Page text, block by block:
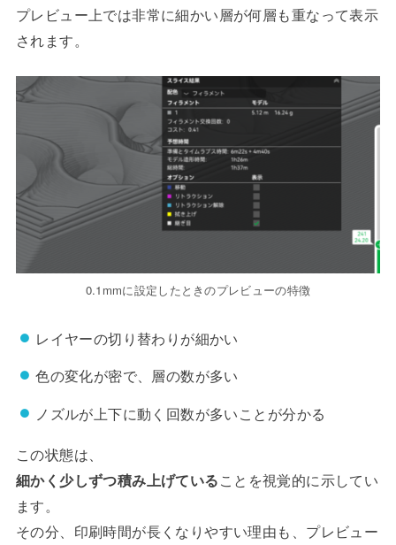
プレビュー上では非常に細かい層が何層も重なって表示
されます。
0.1mmに設定したときのプレビューの特徴
レイヤーの切り替わりが細かい
色の変化が密で、層の数が多い
ノズルが上下に動く回数が多いことが分かる
この状態は、
細かく少しずつ積み上げていることを視覚的に示してい
ます。
その分、印刷時間が長くなりやすい理由も、プレビュー